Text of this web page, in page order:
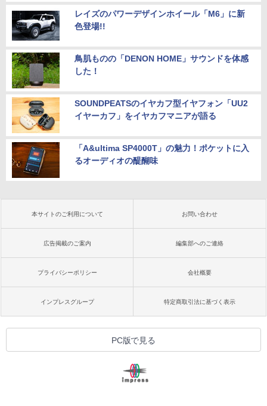
レイズのパワーデザインホイール「M6」に新
色登場!!
鳥肌ものの「DENON HOME」サウンドを体感
した！
SOUNDPEATSのイヤカフ型イヤフォン「UU2
イヤーカフ」をイヤカフマニアが語る
「A&ultima SP4000T」の魅力！ポケットに入
るオーディオの醍醐味
本サイトのご利用について お問い合わせ
広告掲載のご案内 編集部へのご連絡
プライバシーポリシー 会社概要
インプレスグループ 特定商取引法に基づく表示
PC版で見る